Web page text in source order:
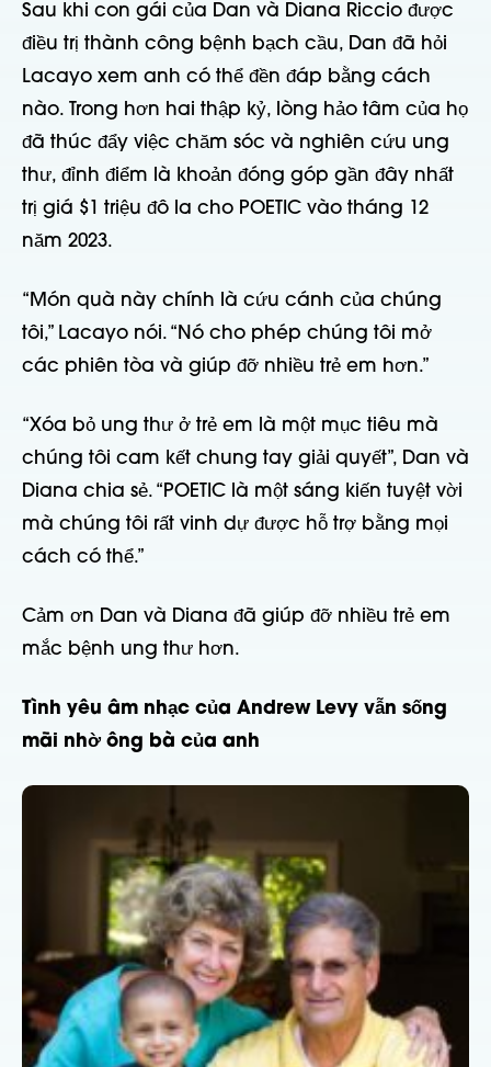
Sau khi con gái của Dan và Diana Riccio được
điều trị thành công bệnh bạch cầu, Dan đã hỏi
Lacayo xem anh có thể đền đáp bằng cách
nào. Trong hơn hai thập kỷ, lòng hảo tâm của họ
đã thúc đẩy việc chăm sóc và nghiên cứu ung
thư, đỉnh điểm là khoản đóng góp gần đây nhất
trị giá $1 triệu đô la cho POETIC vào tháng 12
năm 2023.
“Món quà này chính là cứu cánh của chúng
tôi,” Lacayo nói. “Nó cho phép chúng tôi mở
các phiên tòa và giúp đỡ nhiều trẻ em hơn.”
“Xóa bỏ ung thư ở trẻ em là một mục tiêu mà
chúng tôi cam kết chung tay giải quyết”, Dan và
Diana chia sẻ. “POETIC là một sáng kiến tuyệt vời
mà chúng tôi rất vinh dự được hỗ trợ bằng mọi
cách có thể.”
Cảm ơn Dan và Diana đã giúp đỡ nhiều trẻ em
mắc bệnh ung thư hơn.
Tình yêu âm nhạc của Andrew Levy vẫn sống
mãi nhờ ông bà của anh